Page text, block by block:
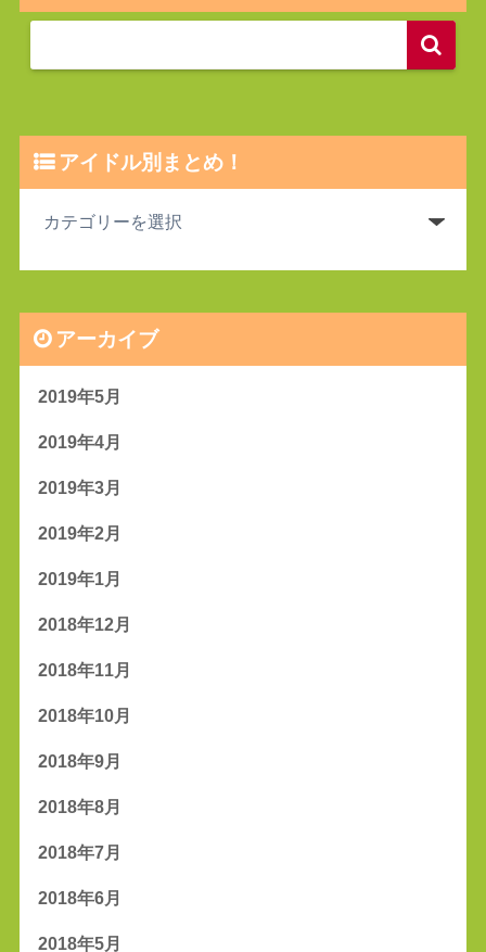
アイドル別まとめ！
アーカイブ
2019年5月
2019年4月
2019年3月
2019年2月
2019年1月
2018年12月
2018年11月
2018年10月
2018年9月
2018年8月
2018年7月
2018年6月
2018年5月